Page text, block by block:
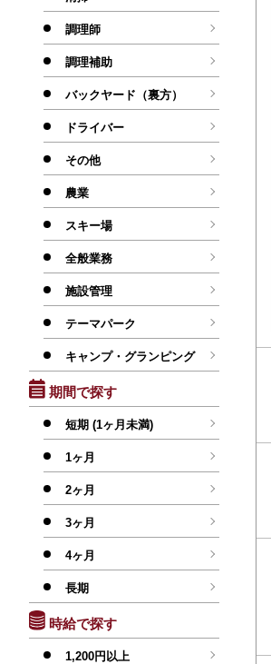
調理師
調理補助
バックヤード（裏方）
ドライバー
その他
農業
スキー場
全般業務
施設管理
テーマパーク
キャンプ・グランピング
期間で探す
短期 (1ヶ月未満)
1ヶ月
2ヶ月
3ヶ月
4ヶ月
長期
時給で探す
1,200円以上